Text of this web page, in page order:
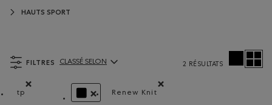
HAUTS SPORT
FILTRES
tp
Supprimer le filtre Classé selon Coupes : tp
Renew Knit
ClassÃ© selon Articles:
CLASSÉ SELON 2 RÉSULTATS